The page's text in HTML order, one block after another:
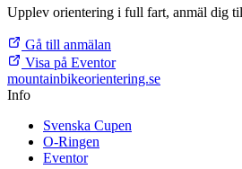
Upplev orientering i full fart, anmäl dig
Gå till anmälan
Visa på Eventor
mountainbikeorientering.se
Info
Svenska Cupen
O-Ringen
Eventor